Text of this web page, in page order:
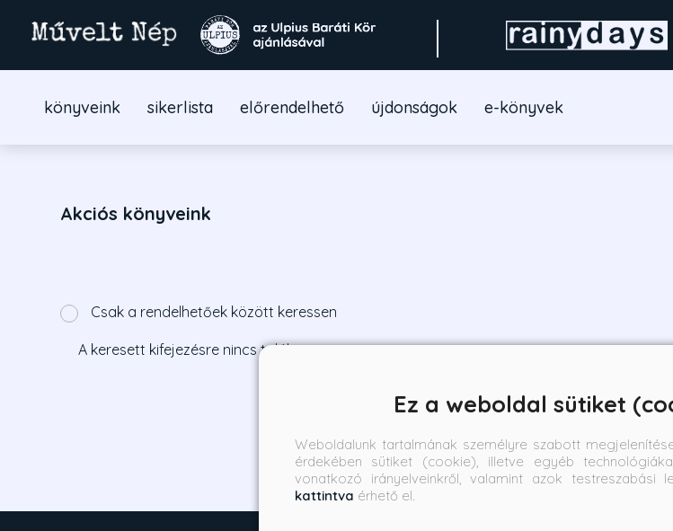
könyveink sikerlista előrendelhető újdonságok e-könyvek
Akciós könyveink
Csak a rendelhetőek között keressen
A keresett kifejezésre nincs találat
Ez a weboldal sütiket
Weboldalunk tartalmának személyre szabott
érdekében sütiket (cookie), illetve egyéb
vonatkozó irányelveinkről, valamint azok testreszabási
kattintva érhető el.